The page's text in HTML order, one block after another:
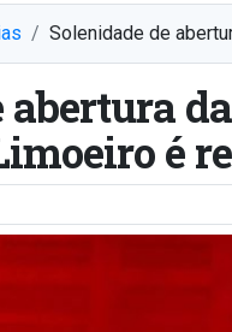
Solenidade de
é